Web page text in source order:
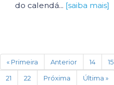
do calendá... [saiba mais]
« Primeira Anterior 14 15
21
22 Próxima Última »